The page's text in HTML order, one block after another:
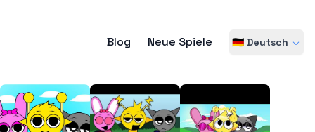
Blog Neue Spiele 🇩🇪 Deutsch